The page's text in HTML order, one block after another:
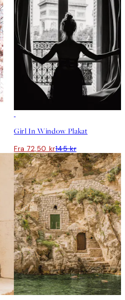
Girl In Window Plakat
Fra 72,50 kr145 kr